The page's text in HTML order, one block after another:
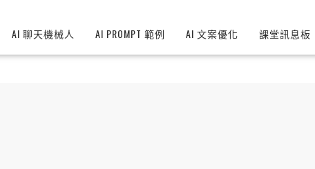
AI 聊天機械人 AI PROMPT 範例 AI 文案優化 課堂訊息板